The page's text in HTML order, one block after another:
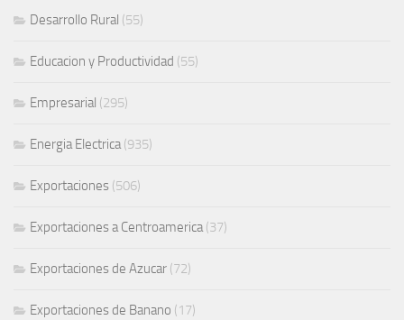
Desarrollo Rural (55)
Educacion y Productividad (55)
Empresarial (295)
Energia Electrica(935)
Exportaciones (506)
Exportaciones a Centroamerica(37)
Exportaciones de Azucar (72)
Exportaciones de Banano (17)